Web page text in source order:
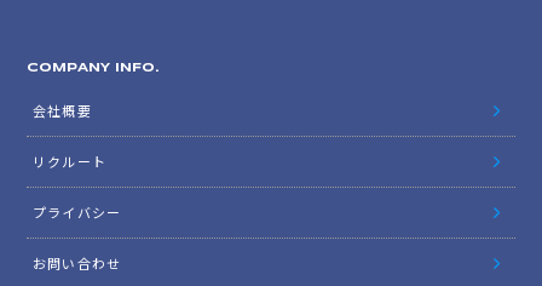
COMPANY INFO.
会社概要
リクルート
プライバシー
お問い合わせ